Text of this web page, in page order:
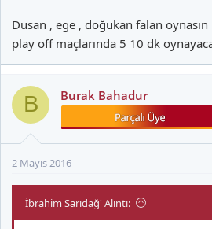
Dusan , ege , doğukan falan
play off maçlarında 5 10 dk
B Burak Bahadur
2 Mayıs 2016
İbrahim Sarıdağ' Alıntı: